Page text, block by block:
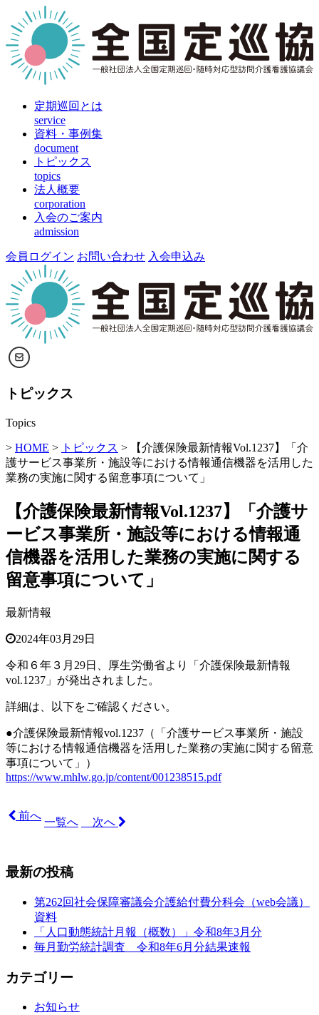
定期巡回とは
service
資料・事例集
document
トピックス
topics
法人概要
corporation
入会のご案内
admission
会員ログイン お問い合わせ 入会申込み
トピックス
Topics
> HOME > トピックス > 【介護保険最新情報Vol.1237】「介
護サービス事業所・施設等における情報通信機器を活用した
業務の実施に関する留意事項について」
【介護保険最新情報Vol.1237】「介護サ
ービス事業所・施設等における情報通
信機器を活用した業務の実施に関する
留意事項について」
最新情報
2024年03月29日
令和６年３月29日、厚生労働省より「介護保険最新情報
vol.1237 」が発出されました。
詳細は、以下をご確認ください。
●介護保険最新情報vol.1237（「介護サービス事業所・施設
等における情報通信機器を活用した業務の実施に関する留意
事項について」）
https://www.mhlw.go.jp/content/001238515.pdf
前へ
一覧へ 次へ
最新の投稿
第262回社会保障審議会介護給付費分科会（web会議）
資料
「人口動態統計月報（概数）」令和8年3月分
毎月勤労統計調査 令和8年6月分結果速報
カテゴリー
お知らせ